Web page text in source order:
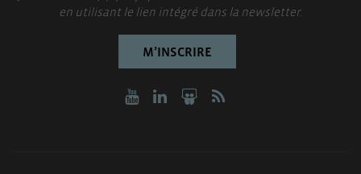
en utilisant le lien intégré dans la newsletter.
M’INSCRIRE